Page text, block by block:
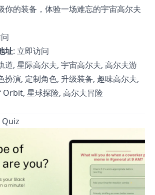
你的装备，体验一场难忘的宇宙高尔夫
址: 立即访问
道, 星际高尔夫, 宇宙高尔夫, 高尔夫游
扮演, 定制角色, 升级装备, 趣味高尔夫,
星球探险, 高尔夫冒险
Quiz